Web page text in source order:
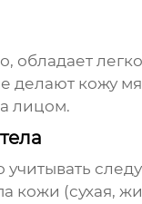
кожу
лицом.
учитывать
(сухая,